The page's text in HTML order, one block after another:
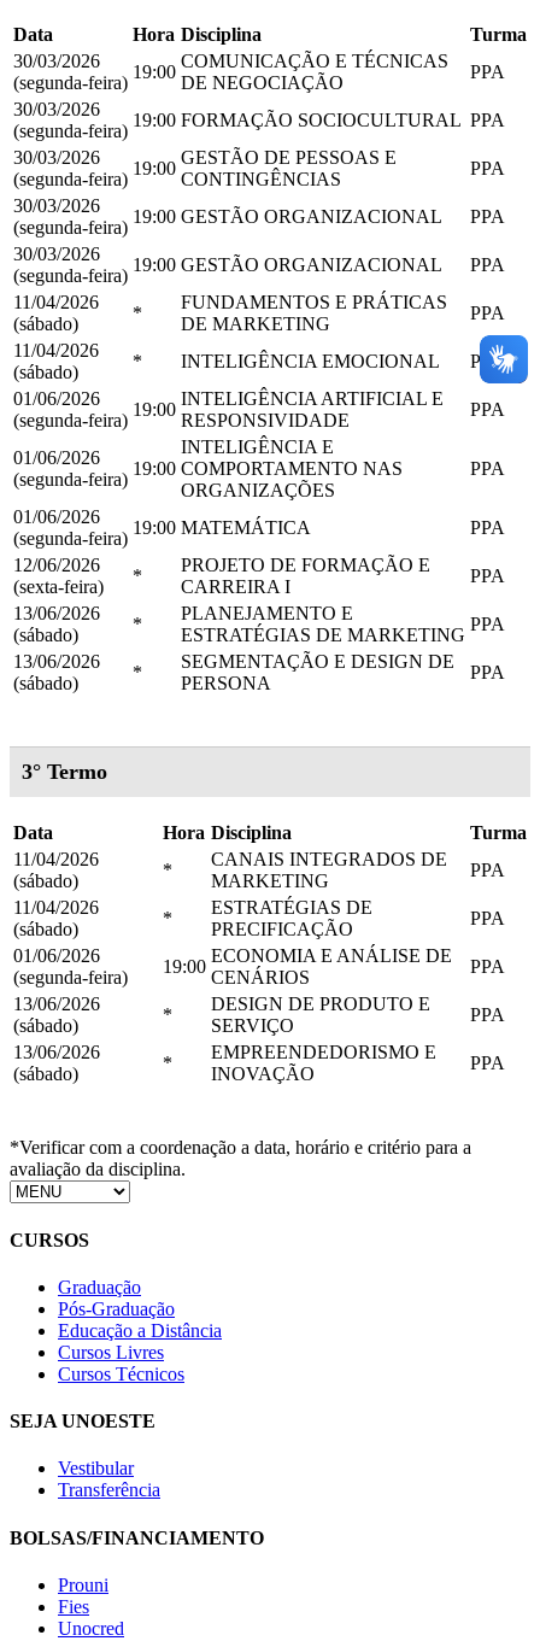
Data Hora Disciplina
Turma
30/03/2026
(segunda-feira)
19:00
COMUNICAÇÃO E TÉCNICAS
DE NEGOCIAÇÃO
PPA
30/03/2026
(segunda-feira)
19:00 FORMAÇÃO SOCIOCULTURAL PPA
30/03/2026
(segunda-feira)
19:00
GESTÃO DE PESSOAS E
CONTINGÊNCIAS
PPA
30/03/2026
(segunda-feira)
19:00 GESTÃO ORGANIZACIONAL
PPA
30/03/2026
(segunda-feira)
19:00 GESTÃO ORGANIZACIONAL
PPA
11/04/2026
(sábado)
*
FUNDAMENTOS E PRÁTICAS
DE MARKETING
PPA
11/04/2026
(sábado)
* INTELIGÊNCIA EMOCIONAL
PPA
01/06/2026
(segunda-feira)
19:00
INTELIGÊNCIA ARTIFICIAL E
RESPONSIVIDADE
PPA
01/06/2026
(segunda-feira)
19:00
INTELIGÊNCIA E
COMPORTAMENTO NAS
ORGANIZAÇÕES
PPA
01/06/2026
(segunda-feira)
19:00 MATEMÁTICA
PPA
12/06/2026
(sexta-feira)
*
PROJETO DE FORMAÇÃO E
CARREIRA I
PPA
13/06/2026
(sábado)
*
PLANEJAMENTO E
ESTRATÉGIAS DE MARKETING
PPA
13/06/2026
(sábado)
*
SEGMENTAÇÃO E DESIGN DE
PERSONA
PPA
3° Termo
Data Hora Disciplina
Turma
11/04/2026
(sábado)
*
CANAIS INTEGRADOS DE
MARKETING
PPA
11/04/2026
(sábado)
*
ESTRATÉGIAS DE
PRECIFICAÇÃO
PPA
01/06/2026
(segunda-feira)
19:00
ECONOMIA E ANÁLISE DE
CENÁRIOS
PPA
13/06/2026
(sábado)
*
DESIGN DE PRODUTO E
SERVIÇO
PPA
13/06/2026
(sábado)
*
EMPREENDEDORISMO E
INOVAÇÃO
PPA
*Verificar com a coordenação a data, horário e critério para a
avaliação da disciplina.
CURSOS
Graduação
Pós-Graduação
Educação a Distância
Cursos Livres
Cursos Técnicos
SEJA UNOESTE
Vestibular
Transferência
BOLSAS/FINANCIAMENTO
Prouni
Fies
Unocred